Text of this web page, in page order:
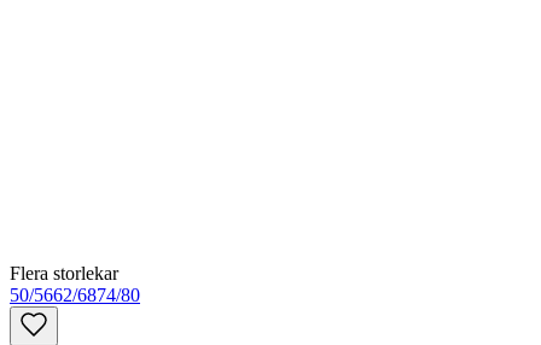
Flera storlekar
50/5662/6874/80